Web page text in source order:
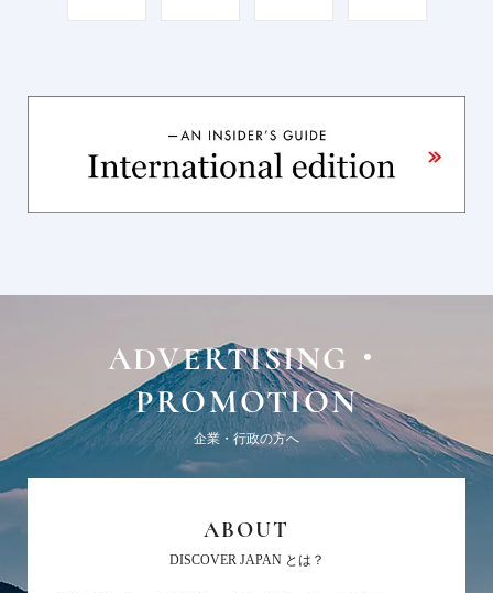
ADVERTISING・
PROMOTION
企業・行政の方へ
ABOUT
DISCOVER JAPAN とは？